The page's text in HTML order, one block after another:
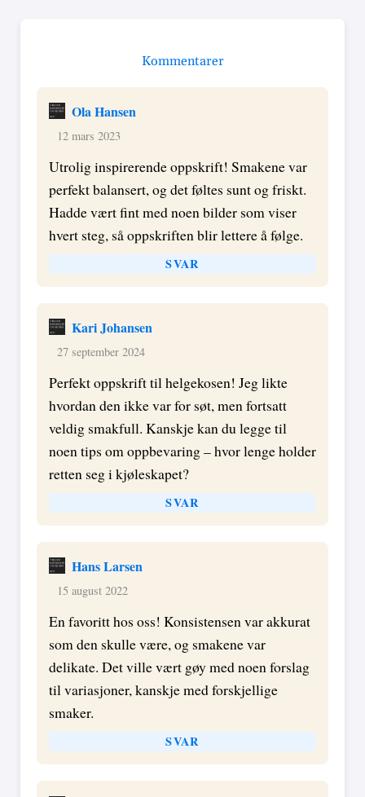
Kommentarer
Ola Hansen
12 mars 2023
Utrolig inspirerende oppskrift! Smakene var
perfekt balansert, og det føltes sunt og friskt.
Hadde vært fint med noen bilder som viser
hvert steg, så oppskriften blir lettere å følge.
SVAR
Kari Johansen
27 september 2024
Perfekt oppskrift til helgekosen! Jeg likte
hvordan den ikke var for søt, men fortsatt
veldig smakfull. Kanskje kan du legge til
noen tips om oppbevaring – hvor lenge holder
retten seg i kjøleskapet?
SVAR
Hans Larsen
15 august 2022
En favoritt hos oss! Konsistensen var akkurat
som den skulle være, og smakene var
delikate. Det ville vært gøy med noen forslag
til variasjoner, kanskje med forskjellige
smaker.
SVAR